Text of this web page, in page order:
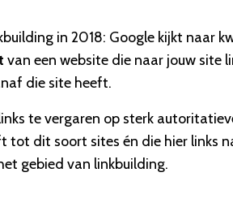
in 2018: Google kijkt naar
van een website die naar jouw site
die site heeft.
te vergaren op sterk
dit soort sites én die hier links
gebied van linkbuilding.